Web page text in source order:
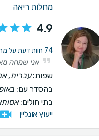
מחלות ריאה
4.9
74 חוות דעת על מחלות ריאה
שפות:עברית,
בהסדר עם:
בתי חולים:
ייעוץ אונליין